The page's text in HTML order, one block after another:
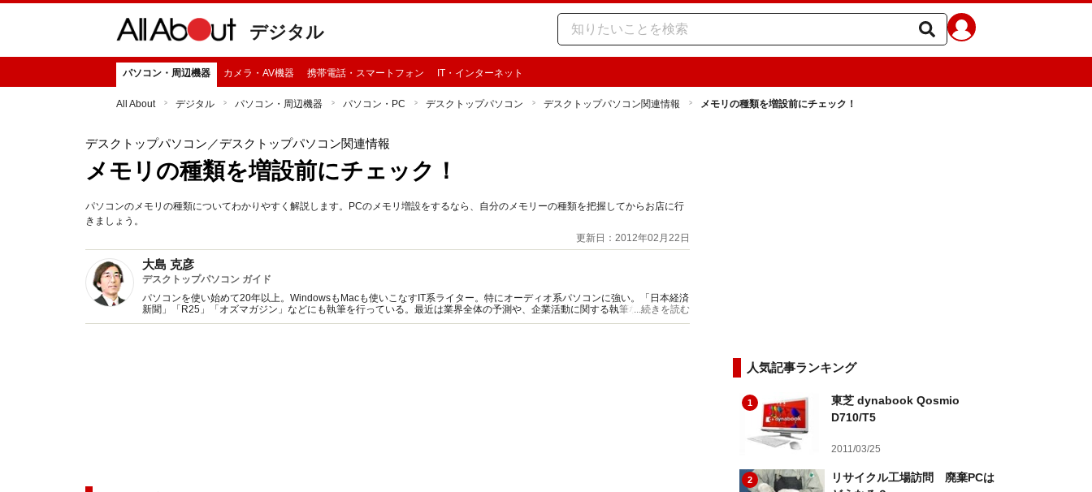
デジタル
パソコン・周辺機器 カメラ・AV機器 携帯電話・スマートフォン IT・インターネット
All About デジタル パソコン・周辺機器 パソコン・PC デスクトップパソコン デスクトップパソコン関連情報 メモリの種類を増設前にチェック！
デスクトップパソコン ／デスクトップパソコン関連情報
メモリの種類を増設前にチェック！
パソコンのメモリの種類についてわかりやすく解説します。PCのメモリ増設をするなら、自分のメモリーの種類を把握してからお店に行
きましょう。
更新日：2012年02月22日
大島 克彦
デスクトップパソコン ガイド
パソコンを使い始めて20年以上。WindowsもMacも使いこなすIT系ライター。特にオーディオ系パソコンに強い。「日本経済
新聞」「R25」「オズマガジン」などにも執筆を行っている。最近は業界全体の予測や、企業活動に関する執筆なども行う。
...続きを読む
人気記事ランキング
1
東芝 dynabook Qosmio
D710/T5
2011/03/25
2
リサイクル工場訪問 廃棄PCは